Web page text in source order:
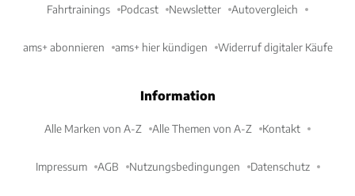
Fahrtrainings Podcast Newsletter Autovergleich
ams+ abonnieren ams+ hier kündigen Widerruf digitaler Käufe
Information
Alle Marken von A-Z Alle Themen von A-Z Kontakt
Impressum AGB Nutzungsbedingungen Datenschutz